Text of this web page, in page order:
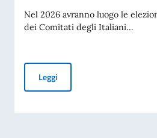
Nel 2026 avranno luogo le
dei Comitati degli Italiani...
LeggiElezioni dei COMITES 2026